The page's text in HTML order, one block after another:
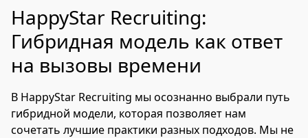
HappyStar Recruiting:
Гибридная модель как ответ
на вызовы времени
В HappyStar Recruiting мы осознанно выбрали путь
гибридной модели, которая позволяет нам
сочетать лучшие практики разных подходов. Мы не